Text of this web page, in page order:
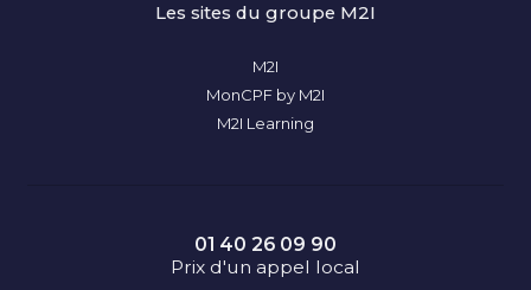
Les sites du groupe M2I
M2I
MonCPF by M2I
M2I Learning
01 40 26 09 90
Prix d'un appel local